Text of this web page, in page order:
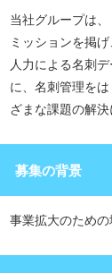
当社グループは
ミッションを掲
人力による名刺
に、名刺管理を
ざまな課題の解
募集の背景
事業拡大のための